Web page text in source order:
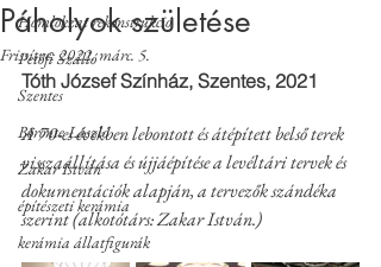
Homlokzat rekonstrukció
Petőfi Szálló
Szentes
Börönte László
Zakar István
építészeti kerámia
kerámia állatfigurák
Páholyok születése
Frissítve:2022. márc. 5.
Tóth József Színház, Szentes, 2021
A 70-es években lebontott és átépített belső terek
visszaállítása és újjáépítése a levéltári tervek és
dokumentációk alapján, a tervezők szándéka
szerint (alkotótárs: Zakar István.)